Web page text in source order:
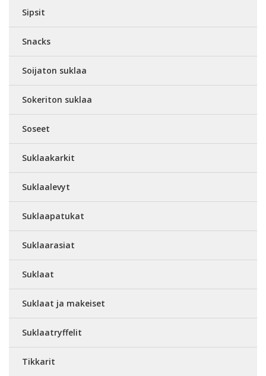
Sipsit
Snacks
Soijaton suklaa
Sokeriton suklaa
Soseet
Suklaakarkit
Suklaalevyt
Suklaapatukat
Suklaarasiat
Suklaat
Suklaat ja makeiset
Suklaatryffelit
Tikkarit